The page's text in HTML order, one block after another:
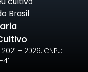
Brasil
– 2026. CNPJ:
41